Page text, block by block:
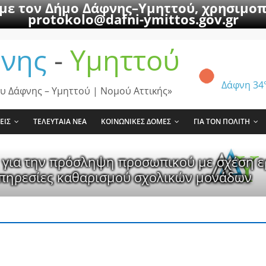
τον Δήμο Δάφνης–Υμηττού,
protokolo@dafni-ymittos.gov.gr
- Υμηττού
Δάφνη
Δάφνης – Υμηττού | Νομού Αττικής»
ΤΕΛΕΥΤΑΙΑ ΝΕΑ ΚΟΙΝΩΝΙΚΕΣ ΔΟΜΕΣ ΓΙΑ ΤΟΝ ΠΟΛΙΤΗ
προσωπικού με σχέση εργασίας
σχολικών μονάδων